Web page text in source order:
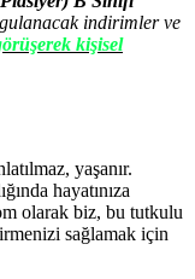
indirimler ve
kişisel
yaşanır.
hayatınıza
olarak biz, bu tutkulu
sağlamak için